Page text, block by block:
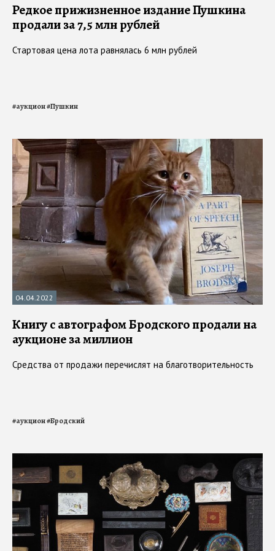
Редкое прижизненное издание Пушкина
продали за 7,5 млн рублей
Стартовая цена лота равнялась 6 млн рублей
#аукцион#Пушкин
04.04.2022
Книгу с автографом Бродского продали на
аукционе за миллион
Средства от продажи перечислят на благотворительность
#аукцион#Бродский